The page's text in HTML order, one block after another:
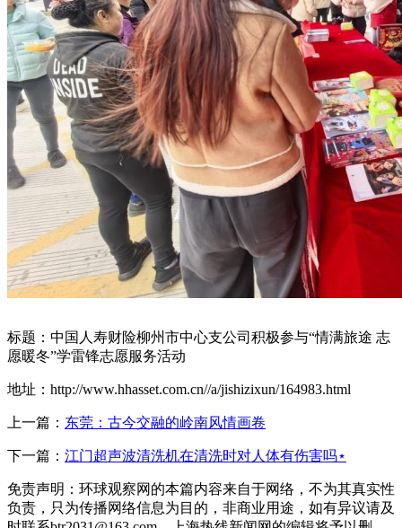
标题：中国人寿财险柳州市中心支公司积极参与“情满旅途 志
愿暖冬”学雷锋志愿服务活动
地址：http://www.hhasset.com.cn//a/jishizixun/164983.html
上一篇： 东莞：古今交融的岭南风情画卷
下一篇： 江门超声波清洗机在清洗时对人体有伤害吗⋆
免责声明：环球观察网的本篇内容来自于网络，不为其真实性
负责，只为传播网络信息为目的，非商业用途，如有异议请及